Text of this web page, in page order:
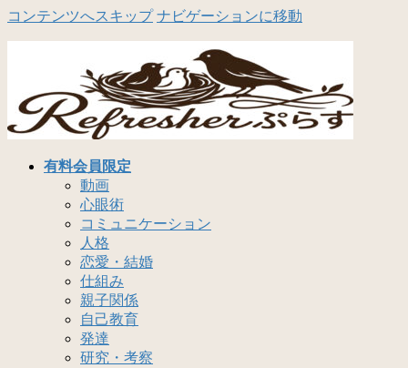
コンテンツへスキップ ナビゲーションに移動
有料会員限定
動画
心眼術
コミュニケーション
人格
恋愛・結婚
仕組み
親子関係
自己教育
発達
研究・考察